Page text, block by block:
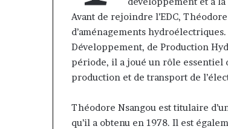
Avant de rejoindre l’EDC,
d’aménagements
Développement, de Production
période, il a joué un rôle essentiel
production et de transport de
Théodore Nsangou est titulaire
qu’il a obtenu en 1978. Il est
regard porté sur la diaspora »
samir Bouzidi se confie sur
jesuisaucameroun com
la
présidence
du
conseil,
Jean-
nommé
vice-
Rose
du
Pondi